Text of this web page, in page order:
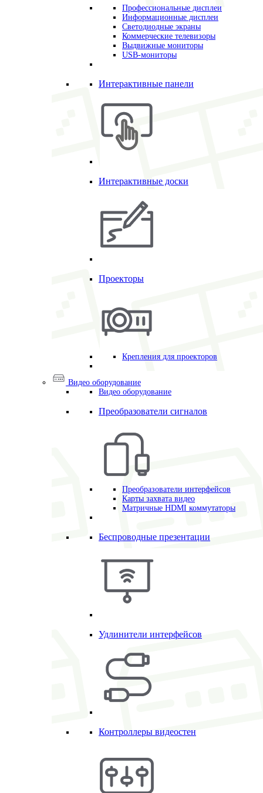
Профессиональные дисплеи
Информационные дисплеи
Светодиодные экраны
Коммерческие телевизоры
Выдвижные мониторы
USB-мониторы
Интерактивные панели
Интерактивные доски
Проекторы
Крепления для проекторов
Видео оборудование
Видео оборудование
Преобразователи сигналов
Преобразователи интерфейсов
Карты захвата видео
Матричные HDMI коммутаторы
Беспроводные презентации
Удлинители интерфейсов
Контроллеры видеостен